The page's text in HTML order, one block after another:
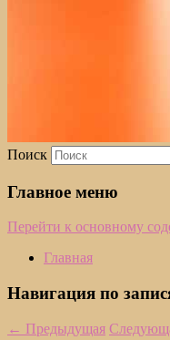
Поиск
Главное меню
Перейти к основному
Главная
Навигация по
← Предыдущая